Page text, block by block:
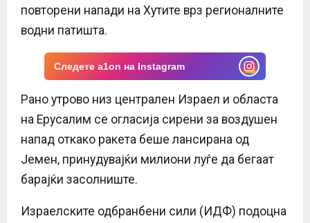
N
повторени напади на Хутите врз регионалните
водни патишта.
Следете a1on на Instagram
Рано утрово низ централен Израел и областа
на Ерусалим се огласија сирени за воздушен
напад откако ракета беше лансирана од
Јемен, принудувајќи милиони луѓе да бегаат
барајќи засолниште.
Израелските одбранбени сили (ИДФ) подоцна